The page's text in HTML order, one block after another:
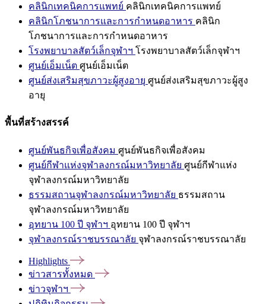
คลินิกเทคนิคการแพทย์ คลินิกเทคนิคการแพทย์
คลินิกโภชนาการและการกำหนดอาหาร คลินิก
โภชนาการและการกำหนดอาหาร
โรงพยาบาลสัตว์เล็กจุฬาฯ โรงพยาบาลสัตว์เล็กจุฬาฯ
ศูนย์เอ็มเน็ต ศูนย์เอ็มเน็ต
ศูนย์ส่งเสริมสุขภาวะผู้สูงอายุ ศูนย์ส่งเสริมสุขภาวะผู้สูง
อายุ
พื้นที่สร้างสรรค์
ศูนย์พันธกิจเพื่อสังคม ศูนย์พันธกิจเพื่อสังคม
ศูนย์กีฬาแห่งจุฬาลงกรณ์มหาวิทยาลัย ศูนย์กีฬาแห่ง
จุฬาลงกรณ์มหาวิทยาลัย
ธรรมสถานจุฬาลงกรณ์มหาวิทยาลัย ธรรมสถาน
จุฬาลงกรณ์มหาวิทยาลัย
อุทยาน 100 ปี จุฬาฯ อุทยาน 100 ปี จุฬาฯ
จุฬาลงกรณ์ราชบรรณาลัย จุฬาลงกรณ์ราชบรรณาลัย
Highlights
ข่าวสารทั้งหมด
ข่าวจุฬาฯ